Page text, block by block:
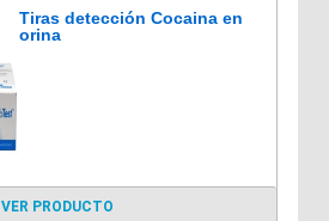
Tiras detección Cocaina en
orina
VER PRODUCTO